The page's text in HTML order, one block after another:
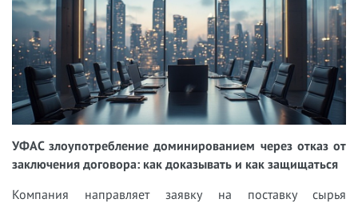
УФАС злоупотребление доминированием через отказ от
заключения договора: как доказывать и как защищаться
Компания направляет заявку на поставку сырья